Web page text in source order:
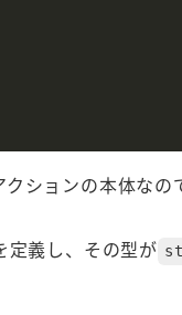
ションの本体なの
定義し、その型が